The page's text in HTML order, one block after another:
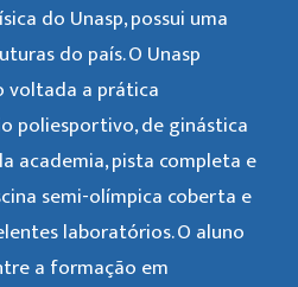
do Unasp, possui uma
do país. O Unasp
voltada a prática
poliesportivo, de ginástica
academia, pista completa e
semi-olímpica coberta e
laboratórios. O aluno
a formação em